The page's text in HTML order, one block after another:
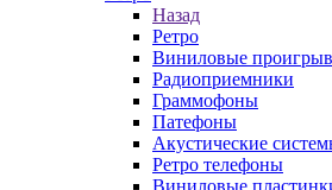
Назад
Ретро
Виниловые
Радиоприемники
Граммофоны
Патефоны
Акустические
Ретро телефоны
Виниловые